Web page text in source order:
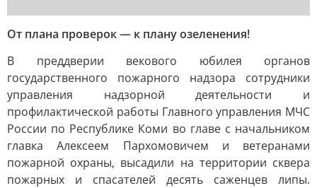
От плана проверок — к плану озеленения!
В преддверии векового юбилея органов
государственного пожарного надзора сотрудники
управления надзорной деятельности и
профилактической работы Главного управления МЧС
России по Республике Коми во главе с начальником
главка Алексеем Пархомовичем и ветеранами
пожарной охраны, высадили на территории сквера
пожарных и спасателей десять саженцев липы.